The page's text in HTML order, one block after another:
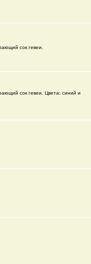
сок гевеи.
сок гевеи. Цвета: синий и